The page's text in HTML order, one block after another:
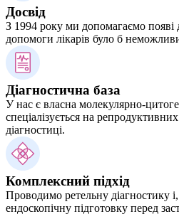
Досвід
З 1994 року ми допомагаємо появі
допомоги лікарів було б
Діагностична база
У нас є власна молекулярно-
спеціалізується на
діагностиці.
Комплексний підхід
Проводимо ретельну діагностику
ендоскопічну підготовку перед